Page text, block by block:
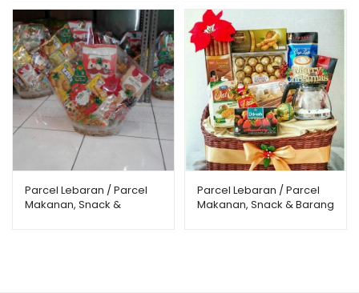
Parcel Lebaran / Parcel
Makanan, Snack &
Parcel Lebaran / Parcel
Makanan, Snack & Barang